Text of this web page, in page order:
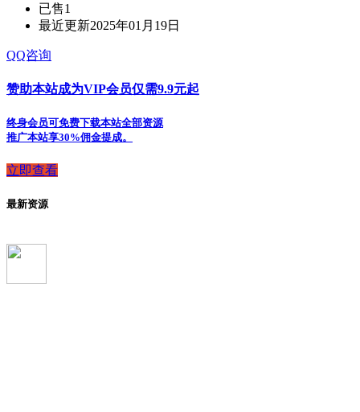
已售1
最近更新2025年01月19日
QQ咨询
赞助本站成为VIP会员仅需9.9元起
终身会员可免费下载本站全部资源
推广本站享30%佣金提成。
立即查看
最新资源